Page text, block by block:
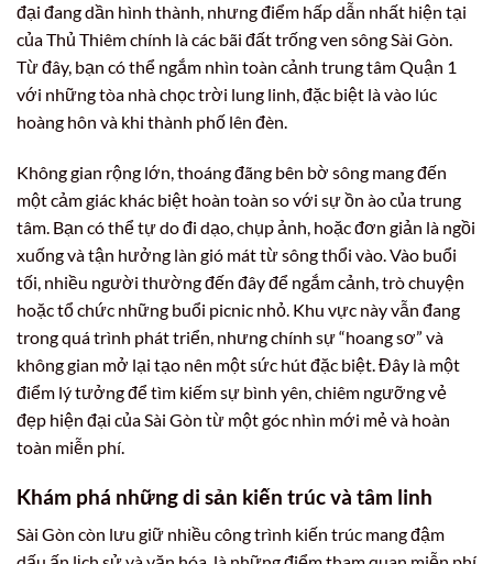
đại đang dần hình thành, nhưng điểm hấp dẫn nhất hiện tại
của Thủ Thiêm chính là các bãi đất trống ven sông Sài Gòn.
Từ đây, bạn có thể ngắm nhìn toàn cảnh trung tâm Quận 1
với những tòa nhà chọc trời lung linh, đặc biệt là vào lúc
hoàng hôn và khi thành phố lên đèn.
Không gian rộng lớn, thoáng đãng bên bờ sông mang đến
một cảm giác khác biệt hoàn toàn so với sự ồn ào của trung
tâm. Bạn có thể tự do đi dạo, chụp ảnh, hoặc đơn giản là ngồi
xuống và tận hưởng làn gió mát từ sông thổi vào. Vào buổi
tối, nhiều người thường đến đây để ngắm cảnh, trò chuyện
hoặc tổ chức những buổi picnic nhỏ. Khu vực này vẫn đang
trong quá trình phát triển, nhưng chính sự “hoang sơ” và
không gian mở lại tạo nên một sức hút đặc biệt. Đây là một
điểm lý tưởng để tìm kiếm sự bình yên, chiêm ngưỡng vẻ
đẹp hiện đại của Sài Gòn từ một góc nhìn mới mẻ và hoàn
toàn miễn phí.
Khám phá những di sản kiến trúc và tâm linh
Sài Gòn còn lưu giữ nhiều công trình kiến trúc mang đậm